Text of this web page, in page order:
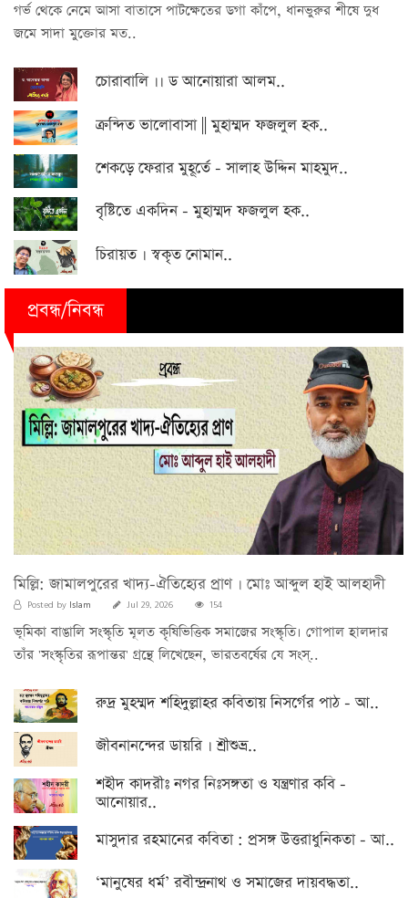
গর্ভ থেকে নেমে আসা বাতাসে পাটক্ষেতের ডগা কাঁপে, ধানভুরুর শীষে দুধ
জমে সাদা মুক্তোর মত..
চোরাবালি ।। ড আনোয়ারা আলম..
ক্রন্দিত ভালোবাসা || মুহাম্মদ ফজলুল হক..
শেকড়ে ফেরার মুহূর্তে - সালাহ উদ্দিন মাহমুদ..
বৃষ্টিতে একদিন - মুহাম্মদ ফজলুল হক..
চিরায়ত । স্বকৃত নোমান..
প্রবন্ধ/নিবন্ধ
মিল্লি: জামালপুরের খাদ্য-ঐতিহ্যের প্রাণ । মোঃ আব্দুল হাই আলহাদী
Posted by Islam Jul 29, 2026 154
ভূমিকা বাঙালি সংস্কৃতি মূলত কৃষিভিত্তিক সমাজের সংস্কৃতি। গোপাল হালদার
তাঁর 'সংস্কৃতির রূপান্তর' গ্রন্থে লিখেছেন, ভারতবর্ষের যে সংস্..
রুদ্র মুহম্মদ শহিদুল্লাহর কবিতায় নিসর্গের পাঠ - আ..
জীবনানন্দের ডায়রি । শ্রীশুভ্র..
শহীদ কাদরীঃ নগর নিঃসঙ্গতা ও যন্ত্রণার কবি -
আনোয়ার..
মাসুদার রহমানের কবিতা : প্রসঙ্গ উত্তরাধুনিকতা - আ..
‘মানুষের ধর্ম’ রবীন্দ্রনাথ ও সমাজের দায়বদ্ধতা..